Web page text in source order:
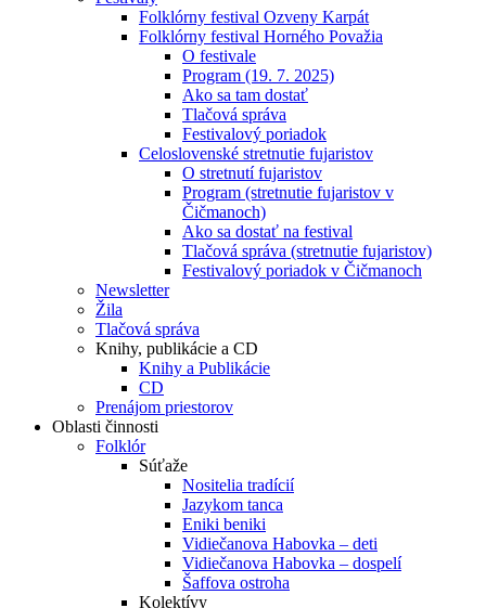
Folklórny festival Ozveny Karpát
Folklórny festival Horného Považia
O festivale
Program (19. 7. 2025)
Ako sa tam dostať
Tlačová správa
Festivalový poriadok
Celoslovenské stretnutie fujaristov
O stretnutí fujaristov
Program (stretnutie fujaristov v
Čičmanoch)
Ako sa dostať na festival
Tlačová správa (stretnutie fujaristov)
Festivalový poriadok v Čičmanoch
Newsletter
Žila
Tlačová správa
Knihy, publikácie a CD
Knihy a Publikácie
CD
Prenájom priestorov
Oblasti činnosti
Folklór
Súťaže
Nositelia tradícií
Jazykom tanca
Eniki beniki
Vidiečanova Habovka – deti
Vidiečanova Habovka – dospelí
Šaffova ostroha
Kolektívy